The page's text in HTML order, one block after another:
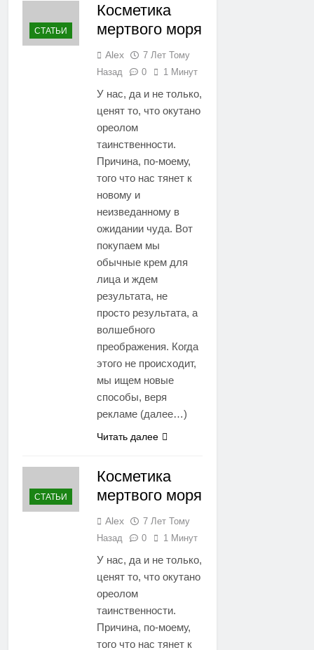
СТАТЬИ
Косметика
мертвого моря
Alex
7 Лет Тому
Назад
0 1 Минут
У нас, да и не только,
ценят то, что окутано
ореолом
таинственности.
Причина, по-моему,
того что нас тянет к
новому и
неизведанному в
ожидании чуда. Вот
покупаем мы
обычные крем для
лица и ждем
результата, не
просто результата, а
волшебного
преображения. Когда
этого не происходит,
мы ищем новые
способы, веря
рекламе (далее…)
Читать далее
СТАТЬИ
Косметика
мертвого моря
Alex
7 Лет Тому
Назад
0 1 Минут
У нас, да и не только,
ценят то, что окутано
ореолом
таинственности.
Причина, по-моему,
того что нас тянет к